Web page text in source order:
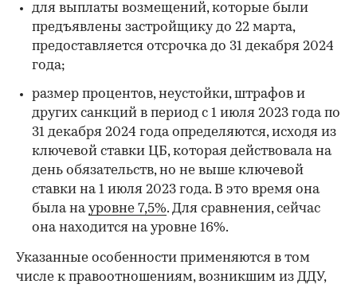
для выплаты возмещений, которые были
предъявлены застройщику до 22 марта,
предоставляется отсрочка до 31 декабря 2024
года;
размер процентов, неустойки, штрафов и
других санкций в период с 1 июля 2023 года по
31 декабря 2024 года определяются, исходя из
ключевой ставки ЦБ, которая действовала на
день обязательств, но не выше ключевой
ставки на 1 июля 2023 года. В это время она
была науровне 7,5%. Для сравнения, сейчас
она находится на уровне 16%.
Указанные особенности применяются в том
числе к правоотношениям, возникшим из ДДУ,